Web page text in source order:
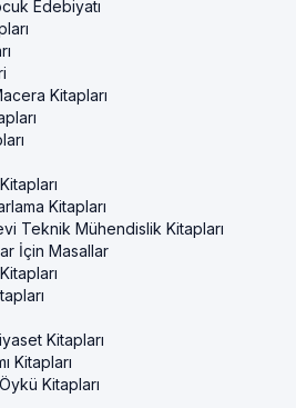
Edebiyatı
Kitapları
Kitapları
Teknik Mühendislik Kitapları
İçin Masallar
Kitapları
Kitapları
Kitapları